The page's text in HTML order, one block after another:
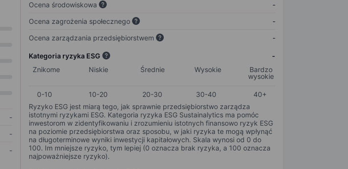
-
-
-
Ocena środowiskowa
-
Ocena zagrożenia społecznego
-
Ocena zarządzania przedsiębiorstwem
-
Kategoria ryzyka ESG
-
Znikome
Niskie Średnie Wysokie
Bardzo
wysokie
0-10 10-20 20-30 30-40
40+
Ryzyko ESG jest miarą tego, jak sprawnie przedsiębiorstwo zarządza
istotnymi ryzykami ESG. Kategoria ryzyka ESG Sustainalytics ma pomóc
inwestorom w zidentyfikowaniu i zrozumieniu istotnych finansowo ryzyk ESG
na poziomie przedsiębiorstwa oraz sposobu, w jaki ryzyka te mogą wpłynąć
na długoterminowe wyniki inwestycji kapitałowych. Skala wynosi od 0 do
100. Im mniejsze ryzyko, tym lepiej (0 oznacza brak ryzyka, a 100 oznacza
najpoważniejsze ryzyko).